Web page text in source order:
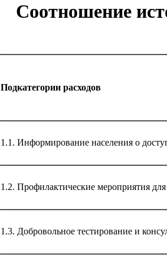
Соотношение
Подкатегории расходов
1.1. Информирование населения о
1.2. Профилактические мероприятия
1.3. Добровольное тестирование и